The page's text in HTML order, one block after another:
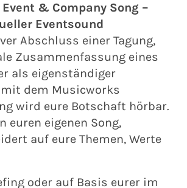
& Company Song –
Eventsound
Abschluss einer Tagung,
Zusammenfassung eines
als eigenständiger
mit dem Musicworks
wird eure Botschaft hörbar.
euren eigenen Song,
auf eure Themen, Werte
oder auf Basis eurer im